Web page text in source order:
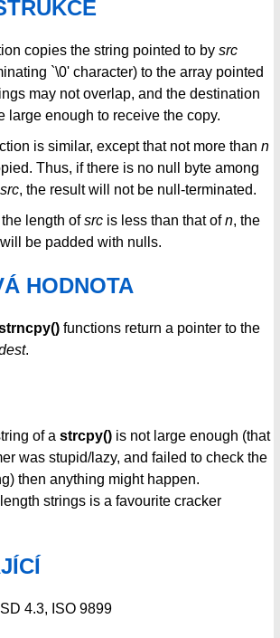
copies the string pointed to by src
`\0' character) to the array pointed
may not overlap, and the destination
large enough to receive the copy.
is similar, except that not more than n
Thus, if there is no null byte among
src, the result will not be null-terminated.
the length ofsrc is less than that ofn, the
be padded with nulls.
HODNOTA
functions return a pointer to the
.
of a strcpy() is not large enough (that
was stupid/lazy, and failed to check the
then anything might happen.
strings is a favourite cracker
4.3, ISO 9899